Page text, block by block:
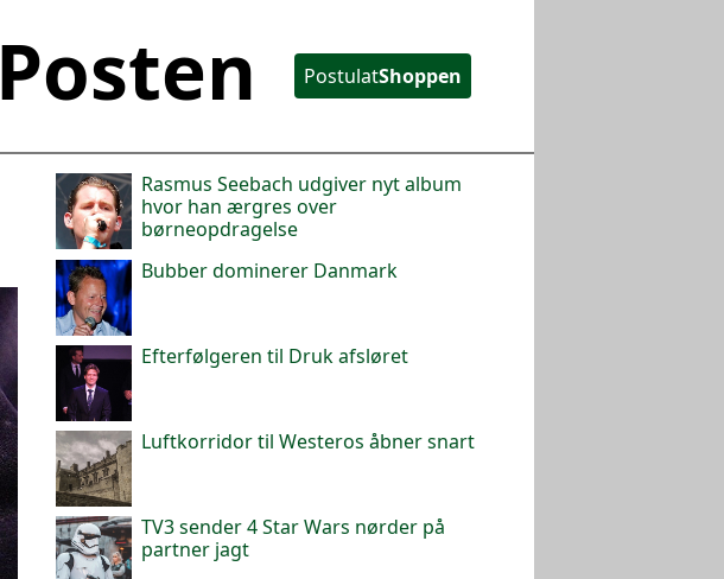
Posten PostulatShoppen
Rasmus Seebach udgiver nyt album
hvor han ærgres over
børneopdragelse
Bubber dominerer Danmark
Efterfølgeren til Druk afsløret
Luftkorridor til Westeros åbner snart
TV3 sender 4 Star Wars nørder på
partner jagt